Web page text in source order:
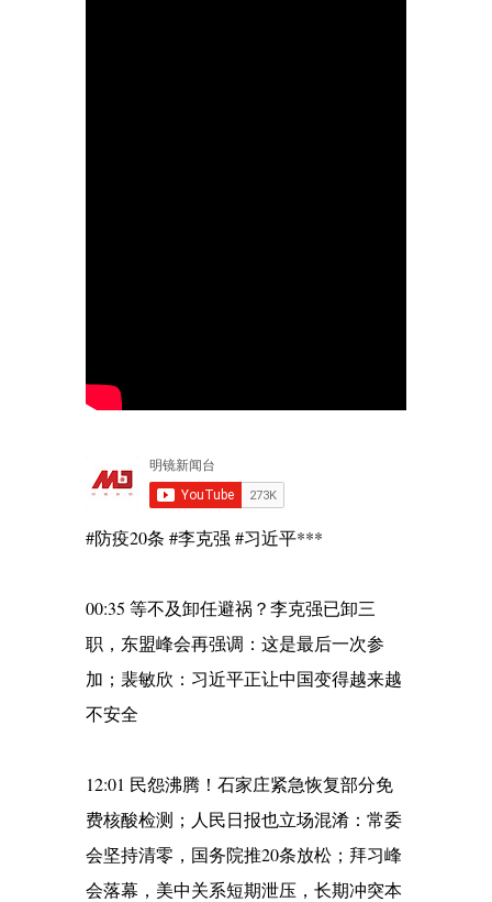
#防疫20条 #李克强 #习近平***
00:35 等不及卸任避祸？李克强已卸三
职，东盟峰会再强调：这是最后一次参
加；裴敏欣：习近平正让中国变得越来越
不安全
12:01 民怨沸腾！石家庄紧急恢复部分免
费核酸检测；人民日报也立场混淆：常委
会坚持清零，国务院推20条放松；拜习峰
会落幕，美中关系短期泄压，长期冲突本